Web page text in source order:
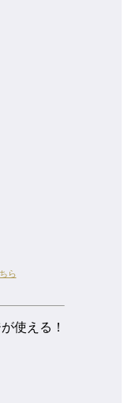
ら
使える！